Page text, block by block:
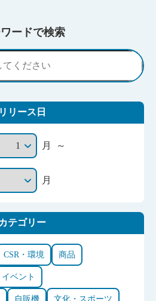
ードで検索
リリース日
月 ～
月
カテゴリー
CSR・環境 商品
イベント
自販機 文化・スポーツ